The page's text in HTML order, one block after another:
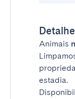
Animais
estadia.